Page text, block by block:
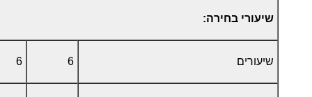
שיעורי בחירה:
שיעורים 6
6